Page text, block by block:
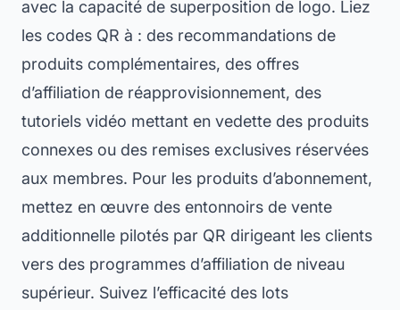
avec la capacité de superposition de logo. Liez
les codes QR à : des recommandations de
produits complémentaires, des offres
d’affiliation de réapprovisionnement, des
tutoriels vidéo mettant en vedette des produits
connexes ou des remises exclusives réservées
aux membres. Pour les produits d’abonnement,
mettez en œuvre des entonnoirs de vente
additionnelle pilotés par QR dirigeant les clients
vers des programmes d’affiliation de niveau
supérieur. Suivez l’efficacité des lots